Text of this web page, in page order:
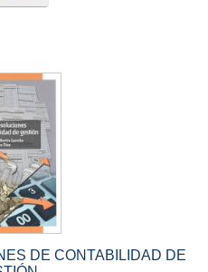
DE CONTABILIDAD DE